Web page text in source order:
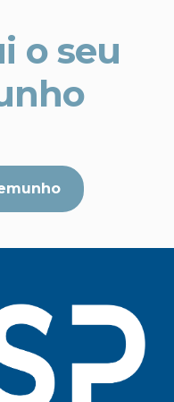
o seu